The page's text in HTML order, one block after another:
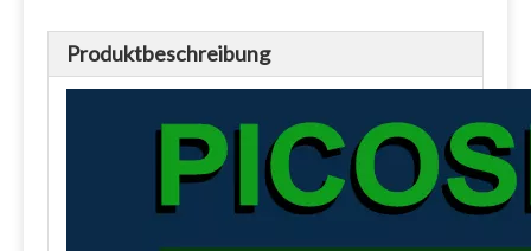
Produktbeschreibung